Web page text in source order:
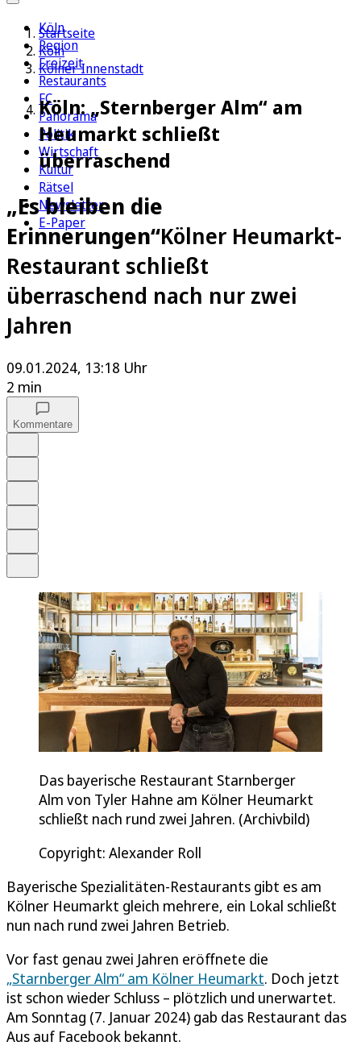
Köln
Region
Freizeit
Restaurants
FC
Panorama
Politik
Wirtschaft
Kultur
Rätsel
Newsletter
E-Paper
Startseite
Köln
Kölner Innenstadt
Köln: „Sternberger Alm“ am
Heumarkt schließt
überraschend
„Es bleiben die
Erinnerungen“Kölner Heumarkt-
Restaurant schließt
überraschend nach nur zwei
Jahren
09.01.2024, 13:18 Uhr
2 min
Kommentare
Das bayerische Restaurant Starnberger
Alm von Tyler Hahne am Kölner Heumarkt
schließt nach rund zwei Jahren. (Archivbild)
Copyright: Alexander Roll
Bayerische Spezialitäten-Restaurants gibt es am
Kölner Heumarkt gleich mehrere, ein Lokal schließt
nun nach rund zwei Jahren Betrieb.
Vor fast genau zwei Jahren eröffnete die
„Starnberger Alm“ am Kölner Heumarkt. Doch jetzt
ist schon wieder Schluss – plötzlich und unerwartet.
Am Sonntag (7. Januar 2024) gab das Restaurant das
Aus auf Facebook bekannt.